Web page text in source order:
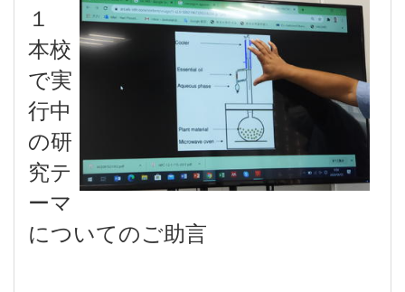
１
本校
で実
行中
の研
究テ
ーマ
についてのご助言